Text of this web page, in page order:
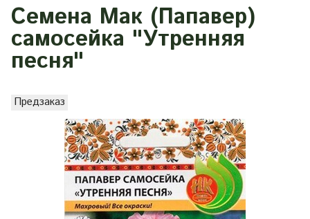
Семена Мак (Папавер)
самосейка "Утренняя
песня"
Предзаказ